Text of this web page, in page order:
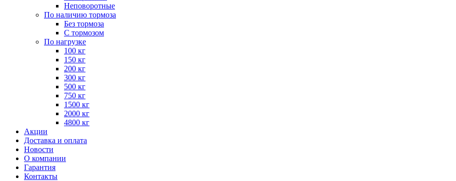
Неповоротные
По наличию тормоза
Без тормоза
С тормозом
По нагрузке
100 кг
150 кг
200 кг
300 кг
500 кг
750 кг
1500 кг
2000 кг
4800 кг
Акции
Доставка и оплата
Новости
О компании
Гарантия
Контакты